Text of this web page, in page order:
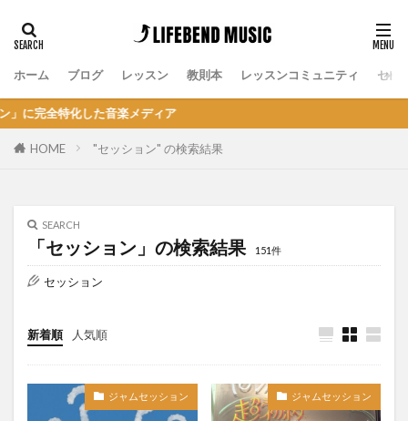
ホーム ブログ レッスン 教則本 レッスンコミュニティ セッ
特化した音楽メディア
HOME "セッション" の検索結果
SEARCH
「セッション」の検索結果 151件
セッション
新着順 人気順
ジャムセッション ジャムセッション